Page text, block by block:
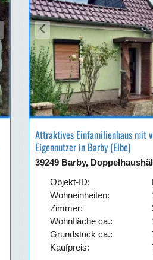
‹
Attraktives Einfamilienhaus mit
Eigennutzer in Barby (Elbe)
39249 Barby,
Objekt-ID:
Wohneinheiten:
Zimmer:
Wohnfläche ca.:
Grund­stück ca.:
Kaufpreis: